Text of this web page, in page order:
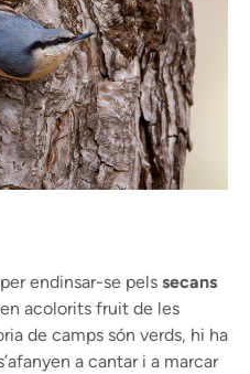
endinsar-se pels secans
acolorits fruit de les
de camps són verds, hi ha
a cantar i a marcar